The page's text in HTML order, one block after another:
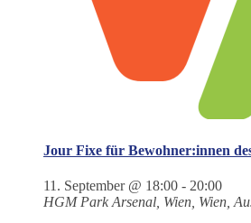
Jour Fixe für Bewohner:innen
11. September @ 18:00 - 20:00
HGM Park Arsenal, Wien, Wien,